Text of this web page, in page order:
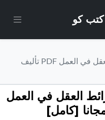
تحميل كتاب استخدام خرائط العقل في العمل PDF تأليف
العقل في العمل